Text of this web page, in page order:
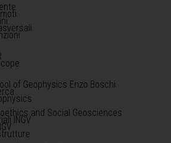
of Geophysics Enzo Boschi
and Social Geosciences
INGV